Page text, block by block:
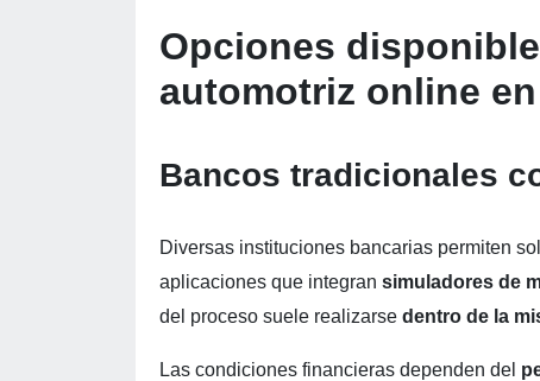
Opciones
automotriz online
Bancos tradicionales
Diversas instituciones bancarias permiten
aplicaciones que integran simuladores de
del proceso suele realizarse dentro de la
Las condiciones financieras dependen del